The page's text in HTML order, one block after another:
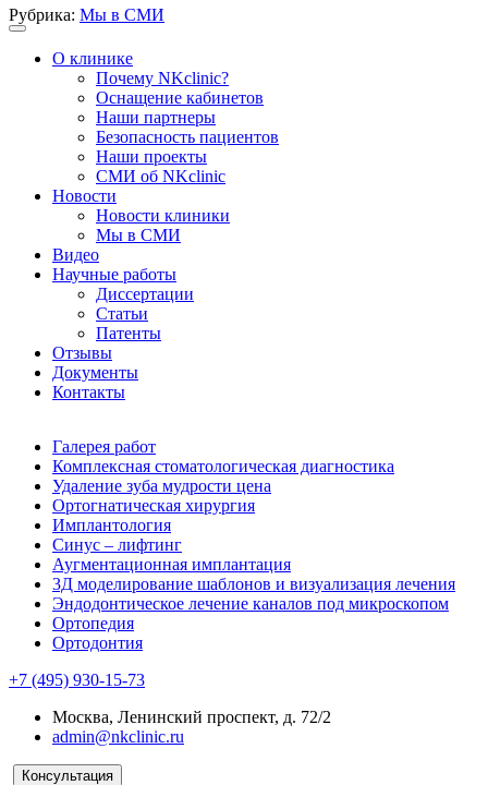
Рубрика: Мы в СМИ
О клинике
Почему NKclinic?
Оснащение кабинетов
Наши партнеры
Безопасность пациентов
Наши проекты
СМИ об NKclinic
Новости
Новости клиники
Мы в СМИ
Видео
Научные работы
Диссертации
Статьи
Патенты
Отзывы
Документы
Контакты
Галерея работ
Комплексная стоматологическая диагностика
Удаление зуба мудрости цена
Ортогнатическая хирургия
Имплантология
Синус – лифтинг
Аугментационная имплантация
3Д моделирование шаблонов и визуализация лечения
Эндодонтическое лечение каналов под микроскопом
Ортопедия
Ортодонтия
+7 (495) 930-15-73
Москва, Ленинский проспект, д. 72/2
admin@nkclinic.ru
Консультация